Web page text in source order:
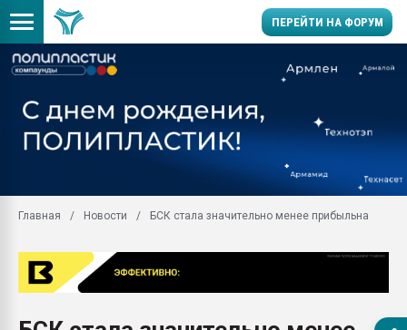
ПЕРЕЙТИ НА ФОРУМ
заводу пластмасс"
Помощь в подборе
Вакуум-формовочные
Главная Новости БСК стала значительно менее прибыльна